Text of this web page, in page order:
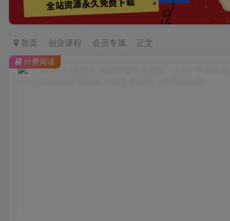
首页 创业课程 会员专属 正文
付费阅读